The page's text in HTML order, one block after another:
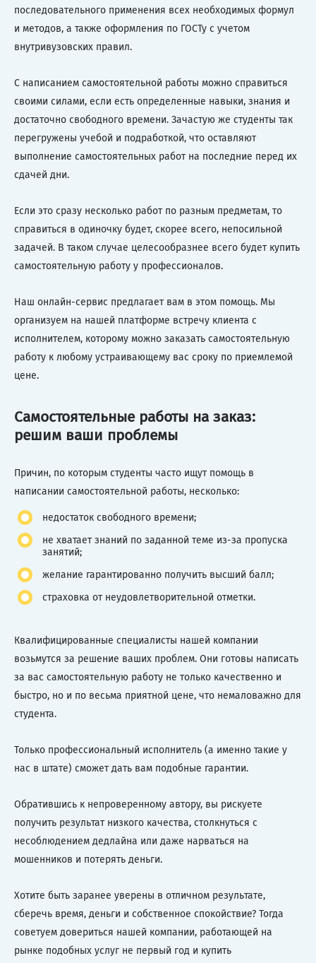
последовательного применения всех необходимых формул
и методов, а также оформления по ГОСТу с учетом
внутривузовских правил.
С написанием самостоятельной работы можно справиться
своими силами, если есть определенные навыки, знания и
достаточно свободного времени. Зачастую же студенты так
перегружены учебой и подработкой, что оставляют
выполнение самостоятельных работ на последние перед их
сдачей дни.
Если это сразу несколько работ по разным предметам, то
справиться в одиночку будет, скорее всего, непосильной
задачей. В таком случае целесообразнее всего будет купить
самостоятельную работу у профессионалов.
Наш онлайн-сервис предлагает вам в этом помощь. Мы
организуем на нашей платформе встречу клиента с
исполнителем, которому можно заказать самостоятельную
работу к любому устраивающему вас сроку по приемлемой
цене.
Самостоятельные работы на заказ:
решим ваши проблемы
Причин, по которым студенты часто ищут помощь в
написании самостоятельной работы, несколько:
недостаток свободного времени;
не хватает знаний по заданной теме из-за пропуска
занятий;
желание гарантированно получить высший балл;
страховка от неудовлетворительной отметки.
Квалифицированные специалисты нашей компании
возьмутся за решение ваших проблем. Они готовы написать
за вас самостоятельную работу не только качественно и
быстро, но и по весьма приятной цене, что немаловажно для
студента.
Только профессиональный исполнитель (а именно такие у
нас в штате) сможет дать вам подобные гарантии.
Обратившись к непроверенному автору, вы рискуете
получить результат низкого качества, столкнуться с
несоблюдением дедлайна или даже нарваться на
мошенников и потерять деньги.
Хотите быть заранее уверены в отличном результате,
сберечь время, деньги и собственное спокойствие? Тогда
советуем довериться нашей компании, работающей на
рынке подобных услуг не первый год и купить